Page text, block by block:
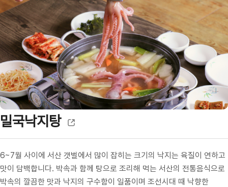
밀국낙지탕
6~7월 사이에 서산 갯벌에서 많이 잡히는 크기의 낙지는 육질이 연하고
맛이 담백합니다. 박속과 함께 탕으로 조리해 먹는 서산의 전통음식으로
박속의 깔끔한 맛과 낙지의 구수함이 일품이며 조선시대 때 낙향한